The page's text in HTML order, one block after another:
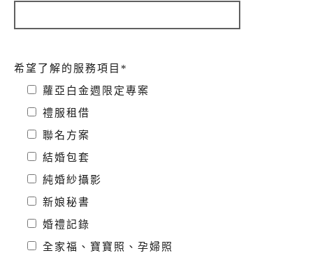
希望了解的服務項目*
蘿亞白金週限定專案
禮服租借
聯名方案
結婚包套
純婚紗攝影
新娘秘書
婚禮記錄
全家福、寶寶照、孕婦照